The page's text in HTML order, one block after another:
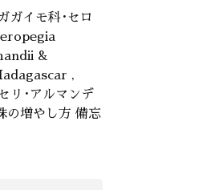
ガイモ科･セロ
&
,
リ･アルマンデ
の増やし方 備忘